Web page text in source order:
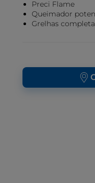
Preci Flame
Queimador
Grelhas